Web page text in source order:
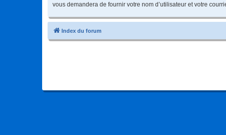
vous demandera de fournir votre nom d’utilisateur et votre
Index du forum